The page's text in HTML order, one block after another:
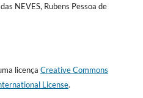
NEVES, Rubens Pessoa de
licença Creative Commons
License.